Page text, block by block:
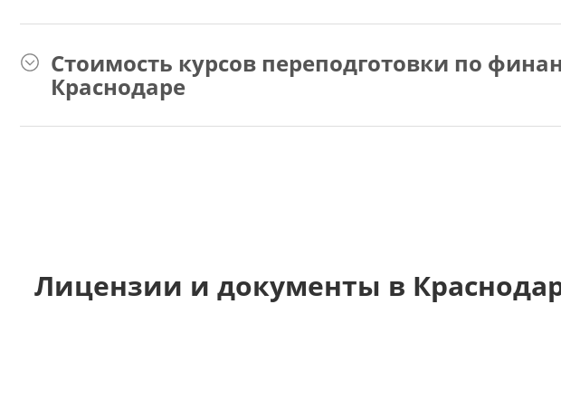
Стоимость курсов переподготовки по
Краснодаре
Лицензии и документы в